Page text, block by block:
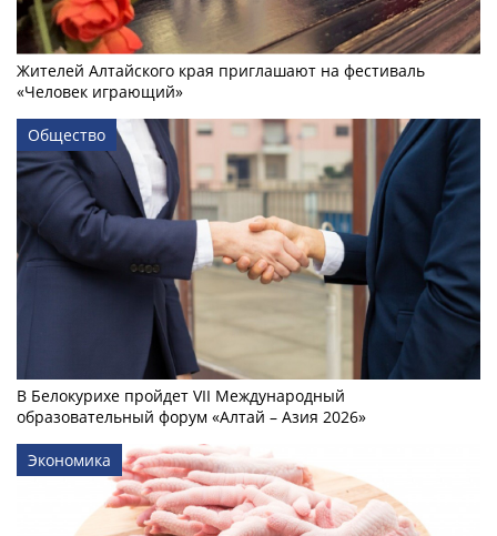
Жителей Алтайского края приглашают на фестиваль
«Человек играющий»
Общество
В Белокурихе пройдет VII Международный
образовательный форум «Алтай – Азия 2026»
Экономика